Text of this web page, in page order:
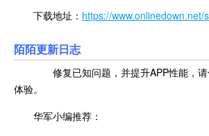
下载地址： https://www.onlinedown.net/
陌陌更新日志
修复已知问题，并提升APP性能，请
体验。
华军小编推荐：